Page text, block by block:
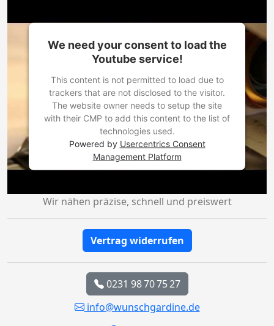
We need your consent to load the
Youtube service!
This content is not permitted to load due to
trackers that are not disclosed to the visitor.
The website owner needs to setup the site
with their CMP to add this content to the list of
technologies used.
Powered by Usercentrics Consent
Management Platform
Wir nähen präzise, schnell und preiswert
Vertrag widerrufen
0231 98 70 75 27
info@wunschgardine.de